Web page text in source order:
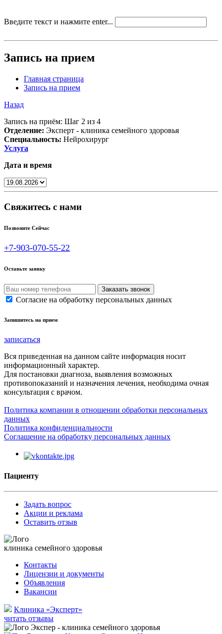
Введите текст и нажмите enter...
Запись на прием
Главная страница
Запись на прием
Назад
Запись на приём: Шаг 2 из 4
Отделение: Эксперт - клиника семейного здоровья
Специальность: Нейрохирург
Услуга
Дата и время
Свяжитесь с нами
Позвоните Сейчас
+7-903-070-55-22
Оставьте заявку
Согласие на обработку персональных данных
Запишитесь на прием
записаться
Вся приведенная на данном сайте информация носит
информационный характер.
Для постановки диагноза, выявления возможных
противопоказаний и назначения лечения, необходима очная
консультация с врачом.
Политика компании в отношении обработки персональных
данных
Политика конфиденциальности
Соглашение на обработку персональных данных
Пациенту
Задать вопрос
Акции и реклама
Оставить отзыв
клиника семейного здоровья
Контакты
Лицензии и документы
Объявления
Вакансии
Клиника «Эксперт»
читать отзывы